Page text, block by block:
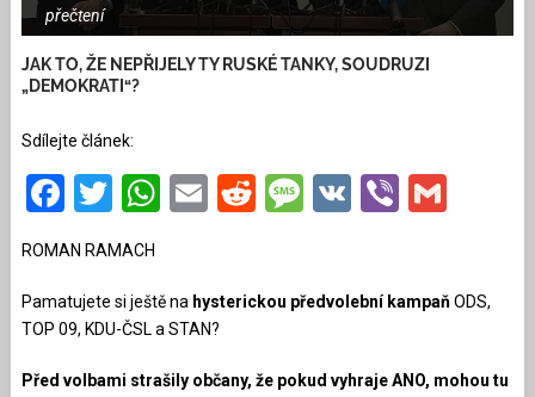
přečtení
JAK TO, ŽE NEPŘIJELY TY RUSKÉ TANKY, SOUDRUZI
„DEMOKRATI“?
Sdílejte článek:
Facebook
TwitterWhatsApp
EmailRedditMessage
VK Viber
ROMAN RAMACH
Pamatujete si ještě na hysterickou předvolební kampaňODS,
TOP 09, KDU-ČSL a STAN?
Před volbami strašily občany, že pokud vyhraje ANO, mohou tu